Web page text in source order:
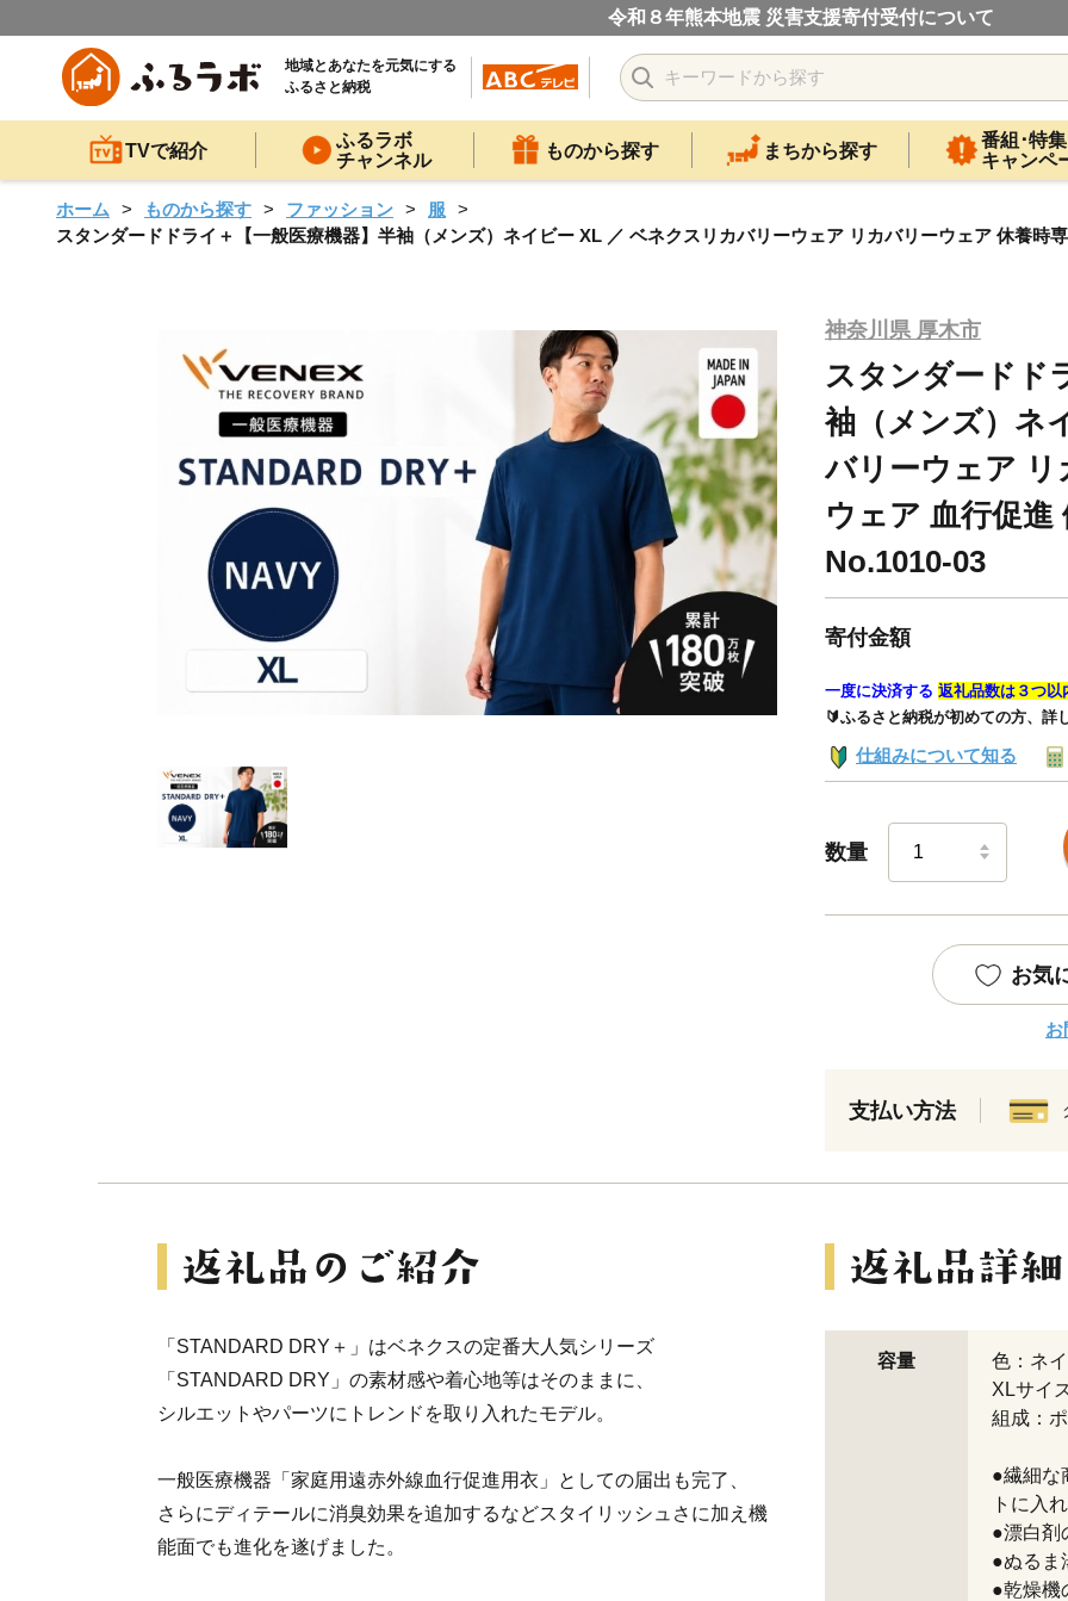
令和８年熊本地震 災害支援寄付受付について
地域とあなたを元気にする
ふるさと納税
TVで紹介
ふるラボ
チャンネル
ものから探す まちから探す
番組･特集
キャンペ
ホーム ものから探す ファッション
服
スタンダードドライ＋【一般医療機器】半袖（メンズ）ネイビー XL ／ ベネクスリカバリーウェア リカバリーウェア 休養時
神奈川県 厚木市
スタンダードド
袖（メンズ）ネ
バリーウェア リ
ウェア 血行促進
No.1010-03
寄付金額
一度に決済する 返礼品数は３つ以
🔰ふるさと納税が初めての方、詳
仕組みについて知る
数量
お気
お
支払い方法
「STANDARD DRY＋」はベネクスの定番大人気シリーズ
「STANDARD DRY」の素材感や着心地等はそのままに、
シルエットやパーツにトレンドを取り入れたモデル。
一般医療機器「家庭用遠赤外線血行促進用衣」としての届出も完了、
さらにディテールに消臭効果を追加するなどスタイリッシュさに加え機
能面でも進化を遂げました。
容量
色：ネ
XLサイ
組成：
●繊細な
トに入
●漂白剤
●ぬるま
●乾燥機